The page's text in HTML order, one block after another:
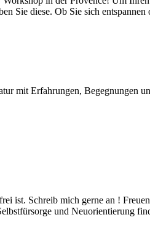
Sie diese. Ob Sie sich
mit Erfahrungen, Begegnungen
ist. Schreib mich gerne an !
und Neuorientierung